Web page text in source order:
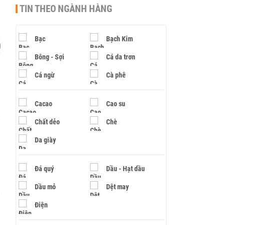
TIN THEO NGÀNH HÀNG
Bạc Bạch Kim
Bông - Sợi Cá da trơn
Cá ngừ Cà phê
Cacao Cao su
Chất dẻo Chè
Da giày
Đá quý Dầu - Hạt dầu
Dầu mỏ Dệt may
Điện